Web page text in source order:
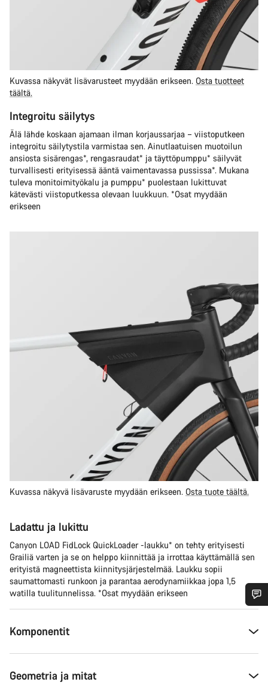
Kuvassa näkyvät lisävarusteet myydään erikseen. Osta tuotteet
täältä.
Integroitu säilytys
Älä lähde koskaan ajamaan ilman korjaussarjaa – viistoputkeen
integroitu säilytystila varmistaa sen. Ainutlaatuisen muotoilun
ansiosta sisärengas*, rengasraudat* ja täyttöpumppu* säilyvät
turvallisesti erityisessä ääntä vaimentavassa pussissa*. Mukana
tuleva monitoimityökalu ja pumppu* puolestaan lukittuvat
kätevästi viistoputkessa olevaan luukkuun. *Osat myydään
erikseen
Kuvassa näkyvä lisävaruste myydään erikseen. Osta tuote täältä.
Ladattu ja lukittu
Canyon LOAD FidLock QuickLoader -laukku* on tehty erityisesti
Grailiä varten ja se on helppo kiinnittää ja irrottaa käyttämällä sen
erityistä magneettista kiinnitysjärjestelmää. Laukku sopii
saumattomasti runkoon ja parantaa aerodynamiikkaa jopa 1,5
watilla tuulitunnelissa. *Osat myydään erikseen
Komponentit
Geometria ja mitat